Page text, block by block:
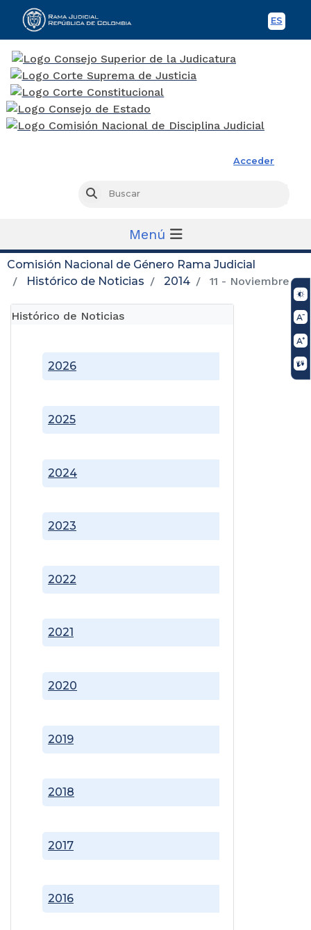
ES
Acceder
Buscar
Menú
Comisión Nacional de Género Rama Judicial
Histórico de Noticias
2014 11 - Noviembre
Histórico de Noticias
2016
2017
2018
2019
2020
2021
2022
2023
2024
2025
2026